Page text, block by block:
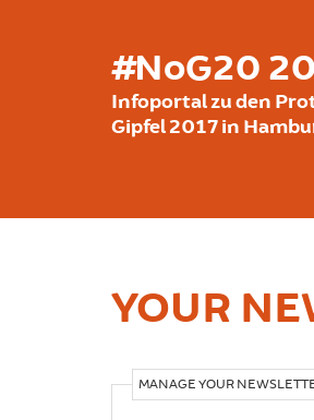
#NoG20
Infoportal zu den
Gipfel 2017 in
YOUR
MANAGE YOUR